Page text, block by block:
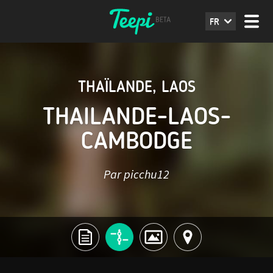
FR
THAÏLANDE, LAOS
THAILANDE-LAOS-
CAMBODGE
Par picchu12